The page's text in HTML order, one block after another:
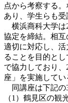
点から考察する
あり、学生らも受
横浜商科大学は
協定を締結。相
適切に対応し、
ることを目的と
で協力しており
座」を実施してい
同講座は下記の
（1）鶴見区の